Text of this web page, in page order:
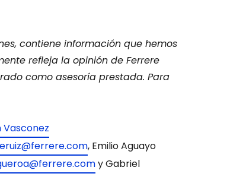
contiene información que hemos
refleja la opinión de Ferrere
como asesoría prestada. Para
Vasconez
, Emilio Aguayo
y Gabriel